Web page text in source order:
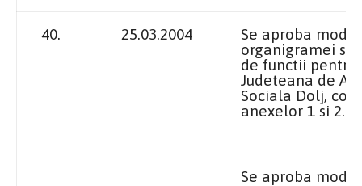
40. 25.03.2004
Se aproba
organigramei si
de functii pentru
Judeteana de
Sociala Dolj,
anexelor 1 si 2.
Se aproba